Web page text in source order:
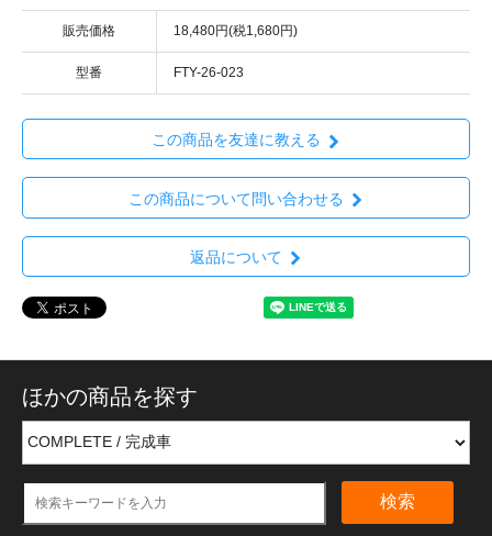
販売価格 18,480円(税1,680円)
型番 FTY-26-023
この商品を友達に教える
この商品について問い合わせる
返品について
ほかの商品を探す
検索